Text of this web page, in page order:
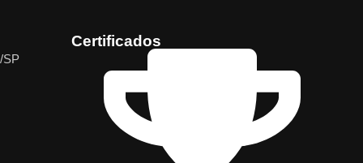
SP
Certificados